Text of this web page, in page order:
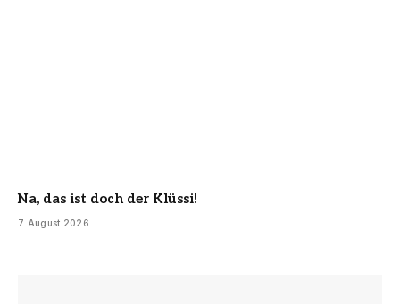
Na, das ist doch der Klüssi!
7 August 2026